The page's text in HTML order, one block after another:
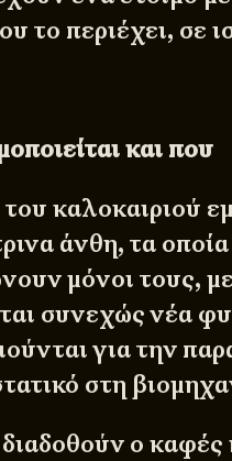
το περιέχει, σε
και που
καλοκαιριού
άνθη, τα
μόνοι τους,
συνεχώς νέα
για την
στη
ο καφές